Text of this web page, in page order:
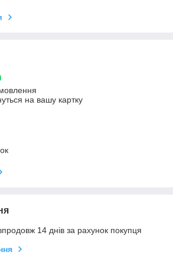
на вашу картку
14 днів за рахунок покупця